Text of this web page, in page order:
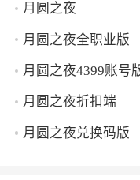
月圆之夜
月圆之夜全职业版
月圆之夜4399账号
月圆之夜折扣端
月圆之夜兑换码版